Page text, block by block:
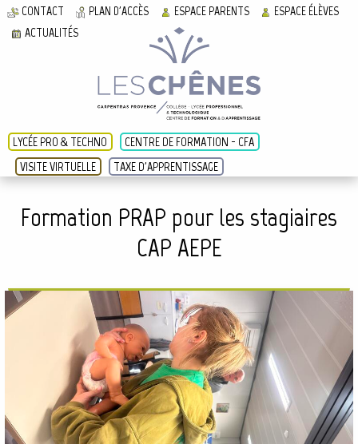
LYCÉE PRO & TECHNO
CENTRE DE FORMATION - CFA
VISITE VIRTUELLE
TAXE D'APPRENTISSAGE
CONTACT PLAN D'ACCÈS ESPACE PARENTS
ESPACE ÉLÈVES
ACTUALITÉS
Formation PRAP pour les stagiaires
CAP AEPE